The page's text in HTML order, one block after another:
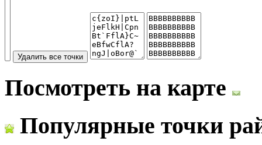
Посмотреть на карте
Популярные точки